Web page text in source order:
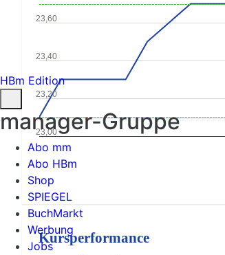
23,00
23,20
23,40
23,60
Kursperformance
HBm Edition
manager-Gruppe
Abo mm
Abo HBm
Shop
SPIEGEL
BuchMarkt
Werbung
Jobs